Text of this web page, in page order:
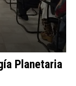
Planetaria